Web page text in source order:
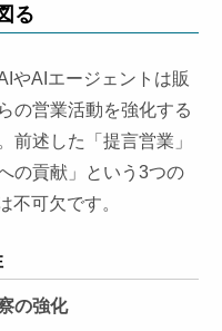
る
やAIエージェントは販
の営業活動を強化する
前述した「提言営業」
の貢献」という3つの
不可欠です。
の強化